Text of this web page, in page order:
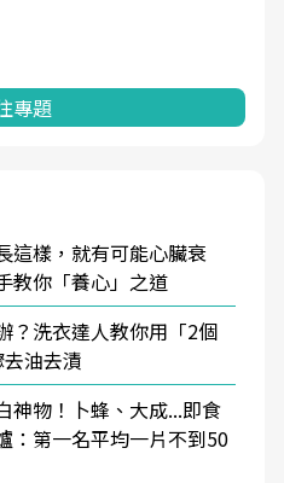
專題
這樣，就有可能心臟衰
教你「養心」之道
？洗衣達人教你用「2個
油去漬
神物！卜蜂、大成...即食
：第一名平均一片不到50